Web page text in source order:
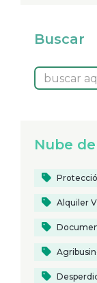
Buscar
Nube
Alquiler